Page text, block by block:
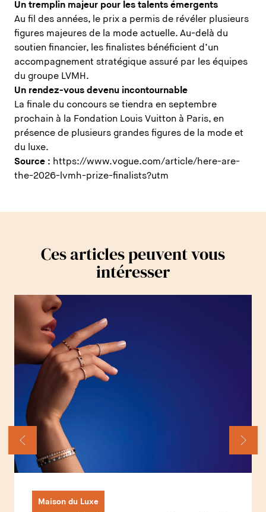
Un tremplin majeur pour les talents émergents
Au fil des années, le prix a permis de révéler plusieurs
figures majeures de la mode actuelle. Au-delà du
soutien financier, les finalistes bénéficient d’un
accompagnement stratégique assuré par les équipes
du groupe LVMH.
Un rendez-vous devenu incontournable
La finale du concours se tiendra en septembre
prochain à la Fondation Louis Vuitton à Paris, en
présence de plusieurs grandes figures de la mode et
du luxe.
Source : https://www.vogue.com/article/here-are-
the-2026-lvmh-prize-finalists?utm
Ces articles peuvent vous
intéresser
Maison du Luxe